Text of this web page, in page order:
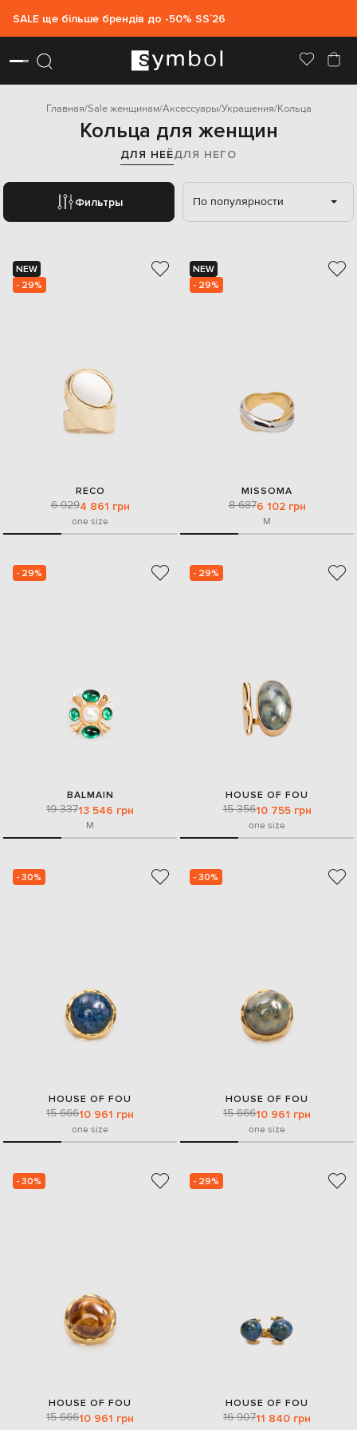
SALE ще більше брендів до -50% SS`26
Главная Sale женщинам Аксессуары Украшения Кольца
Кольца для женщин
ДЛЯ НЕЁДЛЯ НЕГО
Фильтры По популярности
NEW
- 29%
RECO
6 9294 861 грн
one size
NEW
- 29%
MISSOMA
8 6876 102 грн
M
- 29%
BALMAIN
19 33713 546 грн
M
- 29%
HOUSE OF FOU
15 35610 755 грн
one size
- 30%
HOUSE OF FOU
15 66610 961 грн
one size
- 30%
HOUSE OF FOU
15 66610 961 грн
one size
- 30%
HOUSE OF FOU
15 66610 961 грн
- 29%
HOUSE OF FOU
16 90711 840 грн